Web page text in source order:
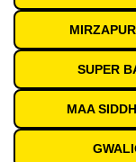
SUPER
MAA